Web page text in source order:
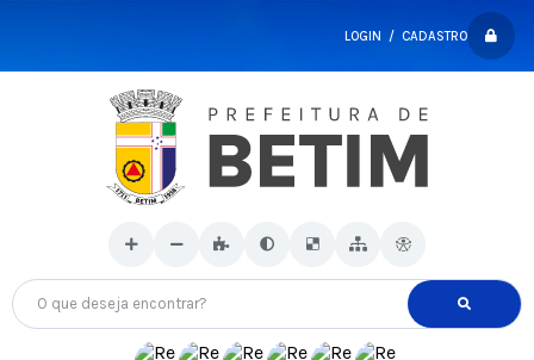
LOGIN / CADASTRO
O que deseja encontrar?